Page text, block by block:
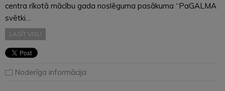
centra rīkotā mācību gada noslēguma pasākuma “PaGALMA
svētki…
LASĪT VISU
Noderīga informācija